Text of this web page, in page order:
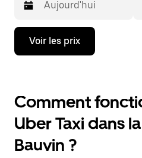
Appuyez
la
bas
pour
ouvrir
le
calendrier
et
Voir les prix
Comment
Uber Taxi dans
Bauvin ?